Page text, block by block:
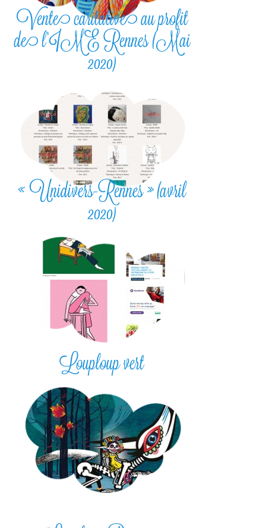
Vente caritative au profit
de l’IME Rennes (Mai
2020)
« Unidivers-Rennes » (avril
2020)
Louploup vert